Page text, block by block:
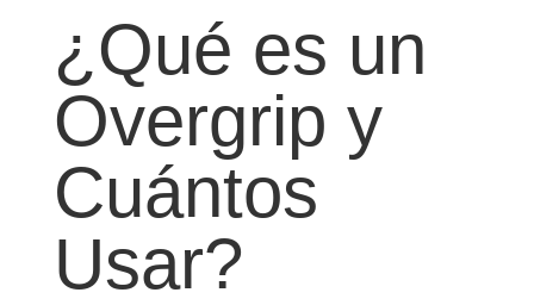
¿Qué es un
Overgrip y
Cuántos
Usar?